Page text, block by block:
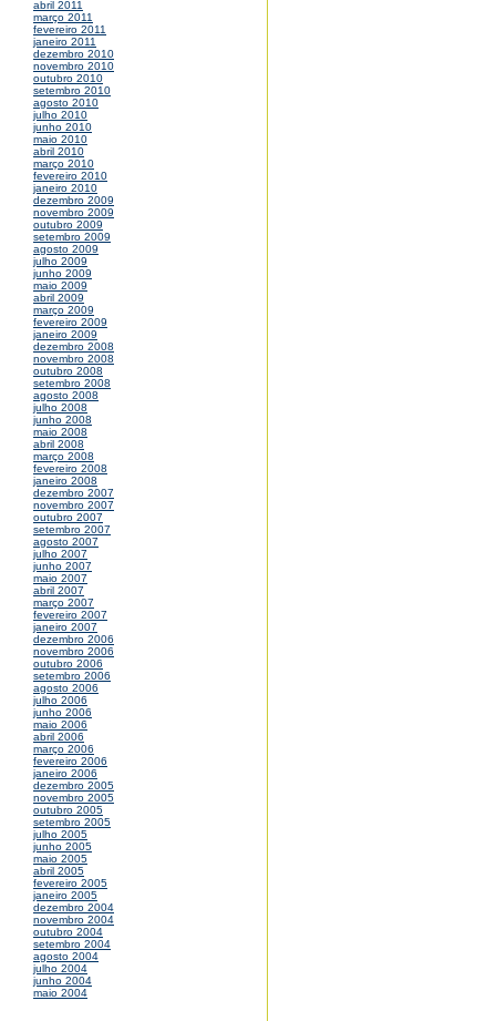
abril 2011
março 2011
fevereiro 2011
janeiro 2011
dezembro 2010
novembro 2010
outubro 2010
setembro 2010
agosto 2010
julho 2010
junho 2010
maio 2010
abril 2010
março 2010
fevereiro 2010
janeiro 2010
dezembro 2009
novembro 2009
outubro 2009
setembro 2009
agosto 2009
julho 2009
junho 2009
maio 2009
abril 2009
março 2009
fevereiro 2009
janeiro 2009
dezembro 2008
novembro 2008
outubro 2008
setembro 2008
agosto 2008
julho 2008
junho 2008
maio 2008
abril 2008
março 2008
fevereiro 2008
janeiro 2008
dezembro 2007
novembro 2007
outubro 2007
setembro 2007
agosto 2007
julho 2007
junho 2007
maio 2007
abril 2007
março 2007
fevereiro 2007
janeiro 2007
dezembro 2006
novembro 2006
outubro 2006
setembro 2006
agosto 2006
julho 2006
junho 2006
maio 2006
abril 2006
março 2006
fevereiro 2006
janeiro 2006
dezembro 2005
novembro 2005
outubro 2005
setembro 2005
julho 2005
junho 2005
maio 2005
abril 2005
fevereiro 2005
janeiro 2005
dezembro 2004
novembro 2004
outubro 2004
setembro 2004
agosto 2004
julho 2004
junho 2004
maio 2004